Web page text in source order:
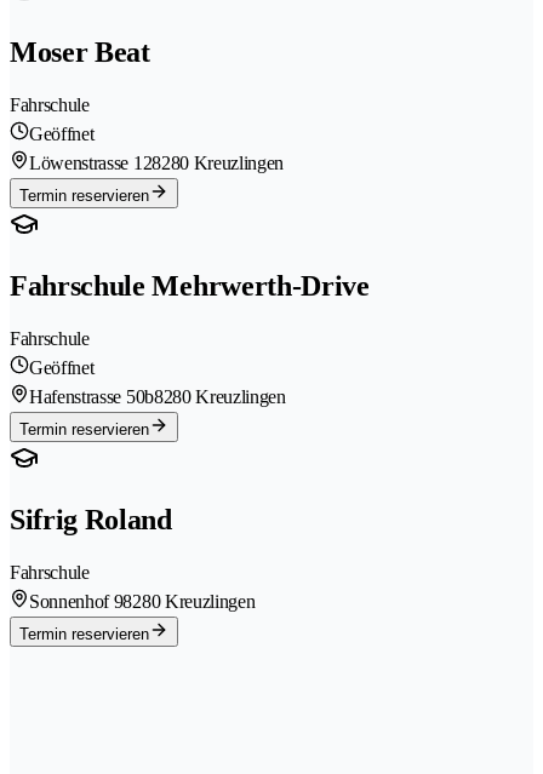
Moser Beat
Fahrschule
Geöffnet
Löwenstrasse 128280 Kreuzlingen
Termin reservieren
Fahrschule Mehrwerth-Drive
Fahrschule
Geöffnet
Hafenstrasse 50b8280 Kreuzlingen
Termin reservieren
Sifrig Roland
Fahrschule
Sonnenhof 98280 Kreuzlingen
Termin reservieren